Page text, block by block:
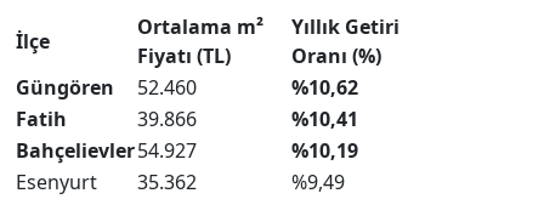
İlçe
Ortalama m²
Fiyatı (TL)
Yıllık Getiri
Oranı (%)
Güngören
52.460
%10,62
Fatih
39.866
%10,41
Bahçelievler54.927
%10,19
Esenyurt
35.362
%9,49